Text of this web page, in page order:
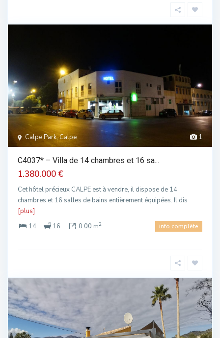
1
Calpe Park, Calpe
C4037* – Villa de 14 chambres et 16 sa...
1.380.000 €
Cet hôtel précieux CALPE est à vendre, il dispose de 14
chambres et 16 salles de bains entièrement équipées. Il dis
[plus]
14
16 0.00 m2 info complète